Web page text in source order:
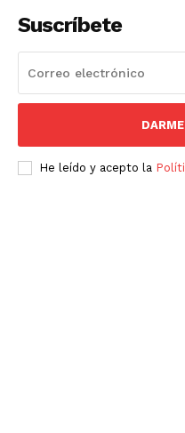
Suscríbete
He leído y acepto la